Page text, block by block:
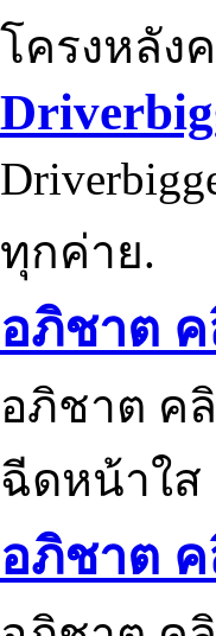
โครงหลัง
ทุกค่าย.
อภิชาต
อภิชาต ค
ฉีดหน้าใส
อภิชาต